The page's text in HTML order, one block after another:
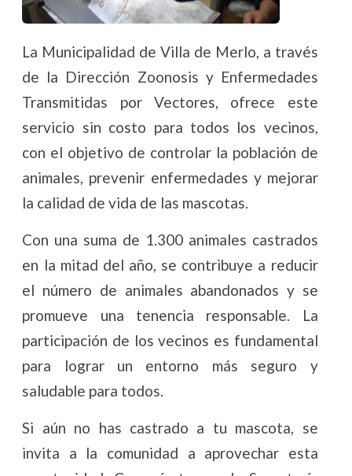
La Municipalidad de Villa de Merlo, a través
de la Dirección Zoonosis y Enfermedades
Transmitidas por Vectores, ofrece este
servicio sin costo para todos los vecinos,
con el objetivo de controlar la población de
animales, prevenir enfermedades y mejorar
la calidad de vida de las mascotas.
Con una suma de 1.300 animales castrados
en la mitad del año, se contribuye a reducir
el número de animales abandonados y se
promueve una tenencia responsable. La
participación de los vecinos es fundamental
para lograr un entorno más seguro y
saludable para todos.
Si aún no has castrado a tu mascota, se
invita a la comunidad a aprovechar esta